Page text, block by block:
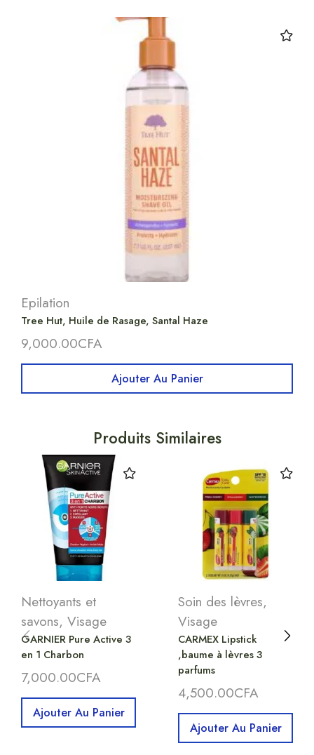
Epilation
Tree Hut, Huile de Rasage, Santal Haze
9,000.00CFA
Ajouter Au Panier
Produits Similaires
Nettoyants et
savons, Visage
GARNIER Pure Active 3
en 1 Charbon
7,000.00CFA
Ajouter Au Panier
Soin des lèvres,
Visage
CARMEX Lipstick
,baume à lèvres 3
parfums
4,500.00CFA
Ajouter Au Panier